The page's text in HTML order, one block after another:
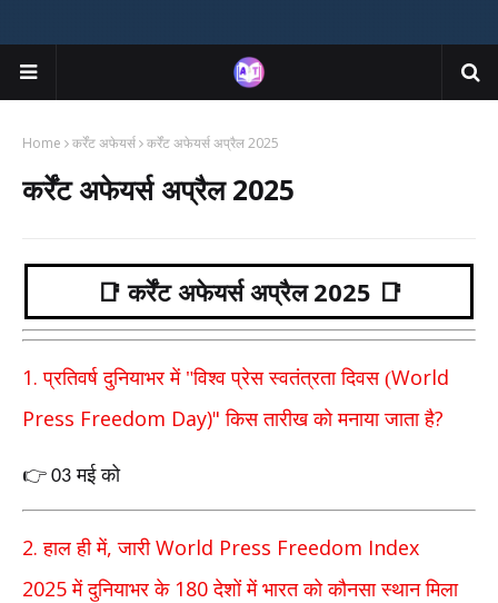
Home कर्रेंट अफेयर्स कर्रेंट अफेयर्स अप्रैल 2025
कर्रेंट अफेयर्स अप्रैल 2025
📑 कर्रेंट अफेयर्स अप्रैल 2025 📑
1.प्रतिवर्ष दुनियाभर में "विश्व प्रेस स्वतंत्रता दिवस (World
Press Freedom Day)"किस तारीख को मनाया जाता है?
👉 03 मई को
2.हाल ही में,जारी World Press Freedom Index
2025 में दुनियाभर के 180 देशों में भारत को कौनसा स्थान मिला